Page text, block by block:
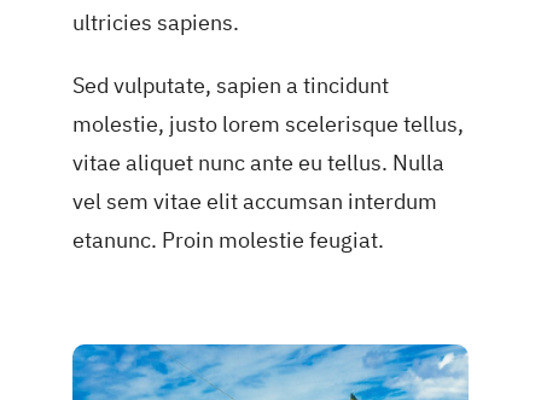
ultricies sapiens.
Sed vulputate, sapien a tincidunt
molestie, justo lorem scelerisque tellus,
vitae aliquet nunc ante eu tellus. Nulla
vel sem vitae elit accumsan interdum
etanunc. Proin molestie feugiat.